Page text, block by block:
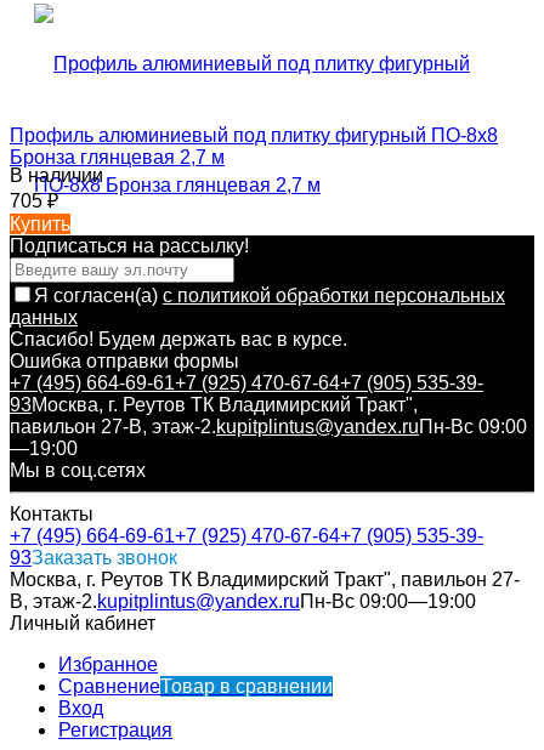
Профиль алюминиевый под плитку фигурный ПО-8х8
Бронза глянцевая 2,7 м
В наличии
705₽
Купить
Подписаться на рассылкy!
Я согласен(a) с политикой обработки персональных
данных
Спасибо! Будем держать вас в курсе.
Ошибка отправки формы
+7 (495) 664-69-61+7 (925) 470-67-64+7 (905) 535-39-
93Москва, г. Реутов ТК Владимирский Тракт",
павильон 27-В, этаж-2.kupitplintus@yandex.ruПн-Вс 09:00
—19:00
Мы в соц.сетях
Контакты
+7 (495) 664-69-61+7 (925) 470-67-64+7 (905) 535-39-
93Заказать звонок
Москва, г. Реутов ТК Владимирский Тракт", павильон 27-
В, этаж-2.kupitplintus@yandex.ruПн-Вс 09:00—19:00
Личный кабинет
Избранное
СравнениеТовар в сравнении
Вход
Регистрация